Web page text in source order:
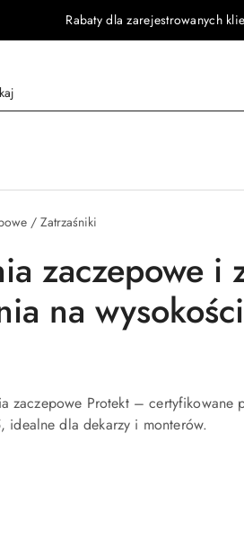
Rabaty dla zarejestrowanych
/ Zatrzaśniki
zaczepowe
na wysokości
zaczepowe Protekt –
idealne dla dekarzy i monterów.